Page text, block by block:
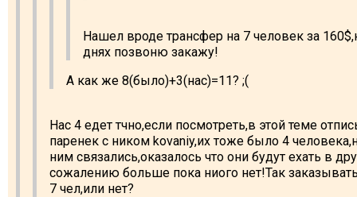
Нашел вроде трансфер на 7 человек за
днях позвоню закажу!
А как же 8(было)+3(нас)=11? ;(
Нас 4 едет тчно,если посмотреть,в этой теме
паренек с ником kovaniy,их тоже было 4
ним связались,оказалось что они будут ехать в
сожалению больше пока ниого нет!Так
7 чел,или нет?